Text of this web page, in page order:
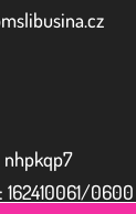
nhpkqp7
0600